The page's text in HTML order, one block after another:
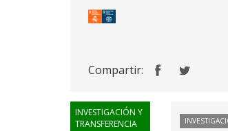
Compartir:
INVESTIGACIÓN Y
TRANSFERENCIA